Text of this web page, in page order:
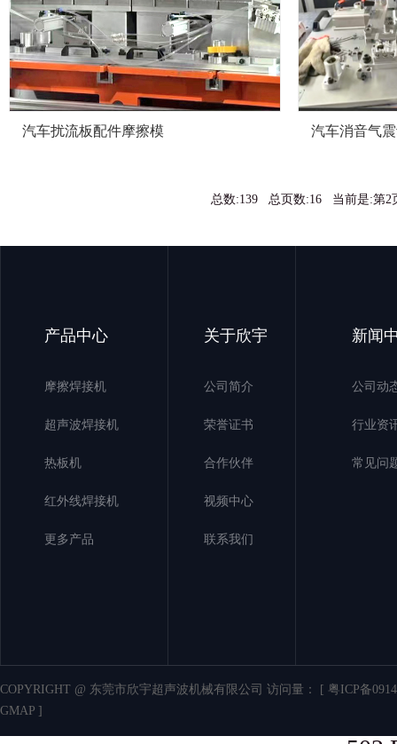
汽车扰流板配件摩擦模 汽车消音气
总数:139 总页数:16 当前是:第2
产品中心
摩擦焊接机
超声波焊接机
热板机
红外线焊接机
更多产品
关于欣宇
公司简介
荣誉证书
合作伙伴
视频中心
联系我们
新闻
公司动
行业资
常见问
COPYRIGHT @ 东莞市欣宇超声波机械有限公司 访问量：
[ 粤ICP备
GMAP ]